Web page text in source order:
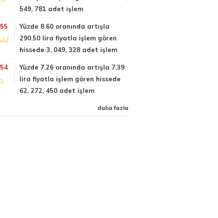
549, 781 adet işlem
Yüzde 8.60 oranında artışla
290.50 lira fiyatla işlem gören
hissede 3, 049, 328 adet işlem
Yüzde 7.26 oranında artışla 7.39
lira fiyatla işlem gören hissede
62, 272, 450 adet işlem
daha fazla